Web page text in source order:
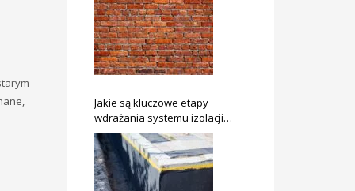
Jakie są kluczowe etapy
wdrażania systemu izolacji
fundamentów?